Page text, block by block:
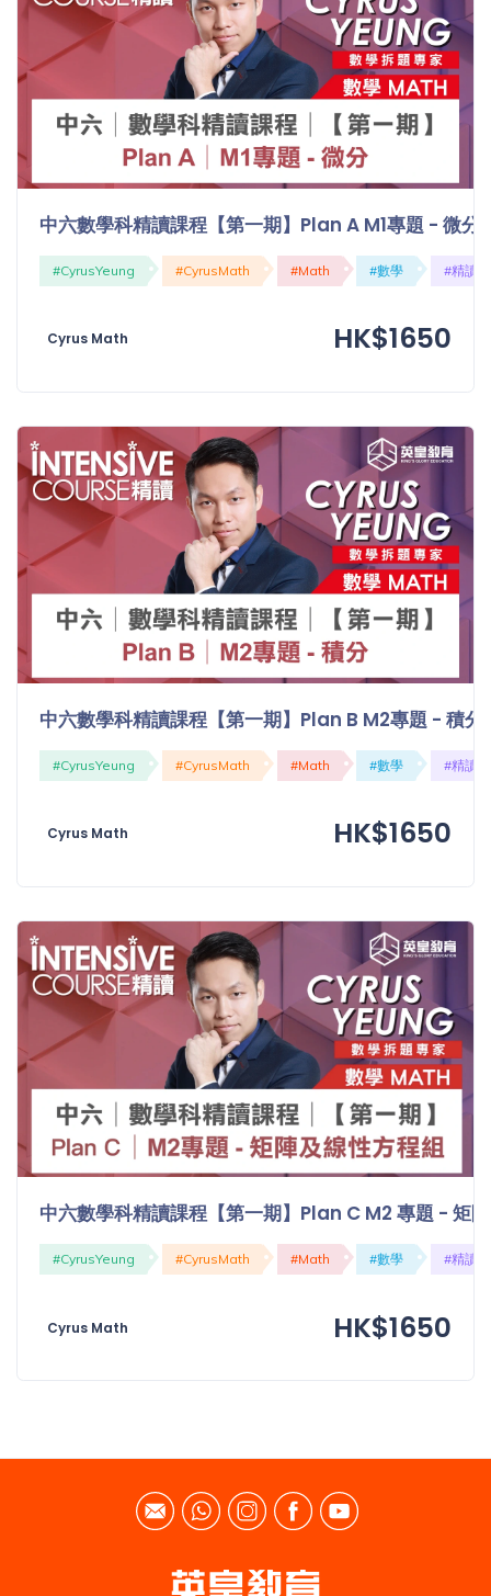
中六數學科精讀課程【第一期】Plan A M1專題 - 微分
#CyrusYeung #CyrusMath #Math #數學 #精讀
Cyrus Math HK$1650
中六數學科精讀課程【第一期】Plan B M2專題 - 積分
#CyrusYeung #CyrusMath #Math #數學 #精讀
Cyrus Math HK$1650
中六數學科精讀課程【第一期】Plan C M2 專題 - 矩
#CyrusYeung #CyrusMath #Math #數學 #精讀
Cyrus Math HK$1650